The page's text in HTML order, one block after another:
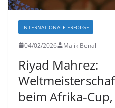
INTERNATIONALE ERFOLGE
04/02/2026 Malik Benali
Riyad Mahrez:
beim Afrika-